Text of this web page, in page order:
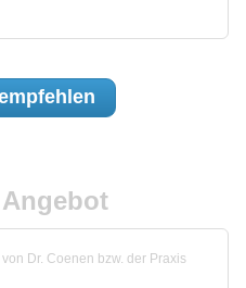
Dr. Coenen bzw. der Praxis